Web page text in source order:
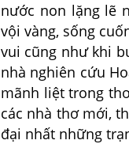
nước non lặng lẽ
vội vàng, sống
vui cũng như khi
nhà nghiên cứu
mãnh liệt trong
các nhà thơ mới,
đại nhất những